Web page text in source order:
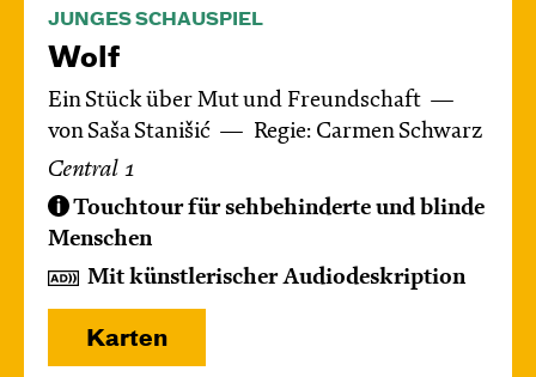
JUNGES SCHAUSPIEL
Wolf
Ein Stück über Mut und Freundschaft
von Saša Stanišić
Regie: Carmen Schwarz
Central 1
Touchtour für sehbehinderte und blinde
Menschen
Mit künstlerischer Audiodeskription
Karten